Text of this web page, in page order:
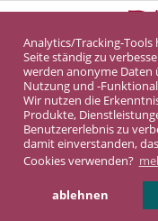
Analytics/Tracking-Tools
Seite ständig zu
werden anonyme Daten
Nutzung und -
Wir nutzen die
Produkte,
Benutzererlebnis zu
damit einverstanden,
Cookies verwenden?
ablehnen
DASINVEST
Buchholz